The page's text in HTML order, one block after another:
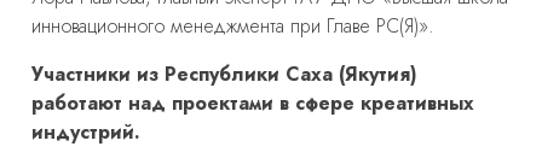
инновационного менеджмента при Главе РС(Я)».
Участники из Республики Саха (Якутия)
работают над проектами в сфере креативных
индустрий.